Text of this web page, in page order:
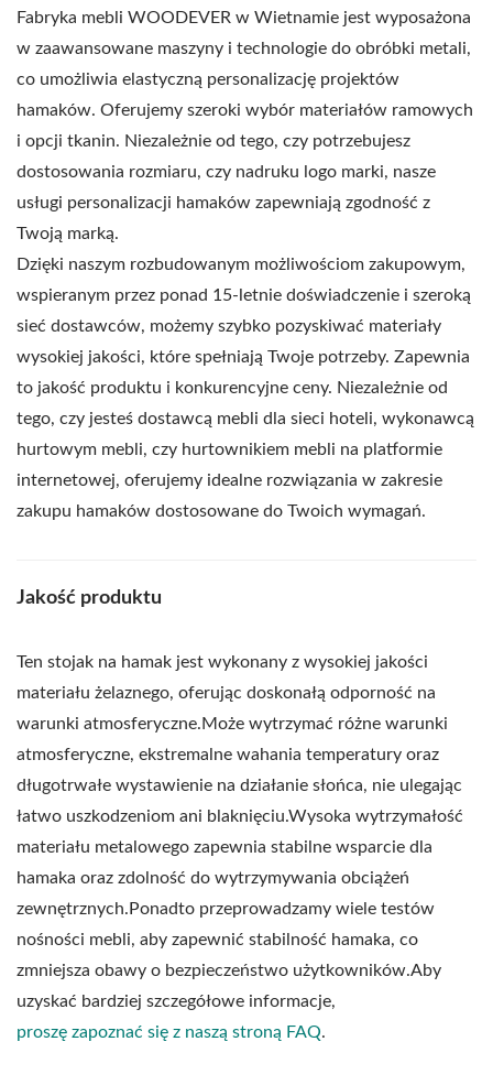
Fabryka mebli WOODEVER w Wietnamie jest wyposażona
w zaawansowane maszyny i technologie do obróbki metali,
co umożliwia elastyczną personalizację projektów
hamaków. Oferujemy szeroki wybór materiałów ramowych
i opcji tkanin. Niezależnie od tego, czy potrzebujesz
dostosowania rozmiaru, czy nadruku logo marki, nasze
usługi personalizacji hamaków zapewniają zgodność z
Twoją marką.
Dzięki naszym rozbudowanym możliwościom zakupowym,
wspieranym przez ponad 15-letnie doświadczenie i szeroką
sieć dostawców, możemy szybko pozyskiwać materiały
wysokiej jakości, które spełniają Twoje potrzeby. Zapewnia
to jakość produktu i konkurencyjne ceny. Niezależnie od
tego, czy jesteś dostawcą mebli dla sieci hoteli, wykonawcą
hurtowym mebli, czy hurtownikiem mebli na platformie
internetowej, oferujemy idealne rozwiązania w zakresie
zakupu hamaków dostosowane do Twoich wymagań.
Jakość produktu
Ten stojak na hamak jest wykonany z wysokiej jakości
materiału żelaznego, oferując doskonałą odporność na
warunki atmosferyczne.Może wytrzymać różne warunki
atmosferyczne, ekstremalne wahania temperatury oraz
długotrwałe wystawienie na działanie słońca, nie ulegając
łatwo uszkodzeniom ani blaknięciu.Wysoka wytrzymałość
materiału metalowego zapewnia stabilne wsparcie dla
hamaka oraz zdolność do wytrzymywania obciążeń
zewnętrznych.Ponadto przeprowadzamy wiele testów
nośności mebli, aby zapewnić stabilność hamaka, co
zmniejsza obawy o bezpieczeństwo użytkowników.Aby
uzyskać bardziej szczegółowe informacje,
proszę zapoznać się z naszą stroną FAQ.